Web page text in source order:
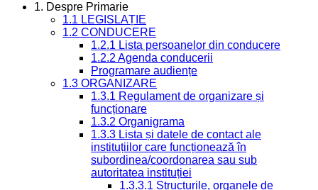
1. Despre Primarie
1.1 LEGISLAȚIE
1.2 CONDUCERE
1.2.1 Lista persoanelor din conducere
1.2.2 Agenda conducerii
Programare audiențe
1.3 ORGANIZARE
1.3.1 Regulament de organizare și
funcționare
1.3.2 Organigrama
1.3.3 Lista și datele de contact ale
instituțiilor care funcționează în
subordinea/coordonarea sau sub
autoritatea instituției
1.3.3.1 Structurile, organele de